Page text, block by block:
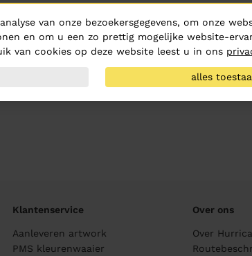
Klantenservice
Aanleveren artwork
PMS kleurenwaaier
Over ons
Over
van onze bezoekersgegevens, om onze
en om u een zo prettig mogelijke website-
van cookies op deze website leest u in ons
alles